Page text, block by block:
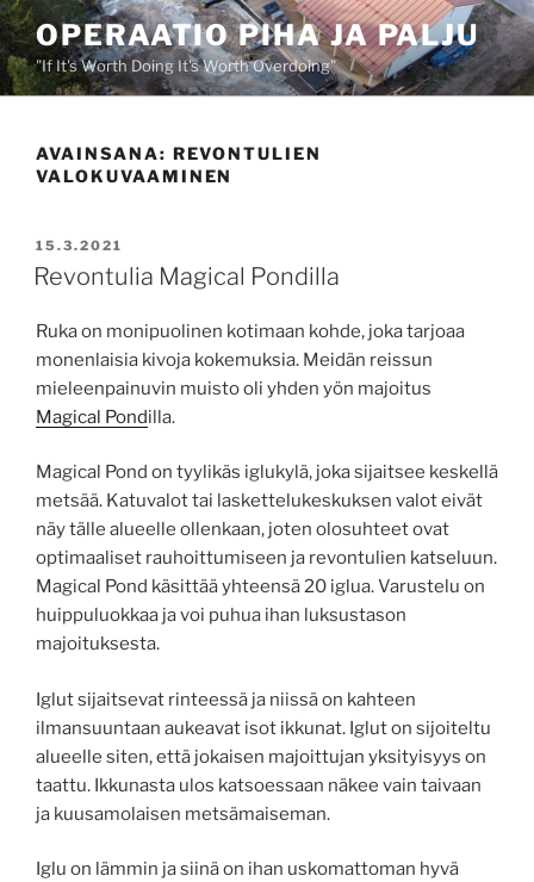
Siirry
sisältöönOPERAATIO PIHA JA PALJU
"If It's Worth Doing It's Worth Overdoing"
AVAINSANA: REVONTULIEN
VALOKUVAAMINEN
JULKAISTU
15.3.2021
Revontulia Magical Pondilla
Ruka on monipuolinen kotimaan kohde, joka tarjoaa
monenlaisia kivoja kokemuksia. Meidän reissun
mieleenpainuvin muisto oli yhden yön majoitus
Magical Pondilla.
Magical Pond on tyylikäs iglukylä, joka sijaitsee keskellä
metsää. Katuvalot tai laskettelukeskuksen valot eivät
näy tälle alueelle ollenkaan, joten olosuhteet ovat
optimaaliset rauhoittumiseen ja revontulien katseluun.
Magical Pond käsittää yhteensä 20 iglua. Varustelu on
huippuluokkaa ja voi puhua ihan luksustason
majoituksesta.
Iglut sijaitsevat rinteessä ja niissä on kahteen
ilmansuuntaan aukeavat isot ikkunat. Iglut on sijoiteltu
alueelle siten, että jokaisen majoittujan yksityisyys on
taattu. Ikkunasta ulos katsoessaan näkee vain taivaan
ja kuusamolaisen metsämaiseman.
Iglu on lämmin ja siinä on ihan uskomattoman hyvä